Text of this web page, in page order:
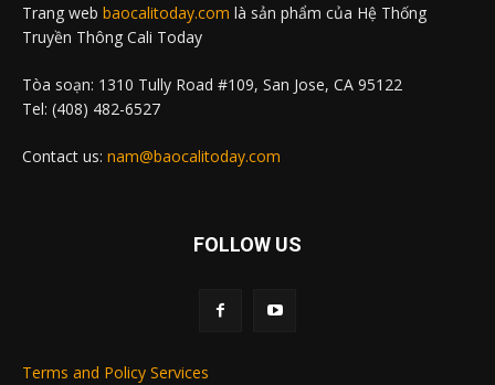
Trang web baocalitoday.com là sản phẩm của Hệ Thống
Truyền Thông Cali Today
Tòa soạn: 1310 Tully Road #109, San Jose, CA 95122
Tel: (408) 482-6527
Contact us: nam@baocalitoday.com
FOLLOW US
Terms and Policy Services